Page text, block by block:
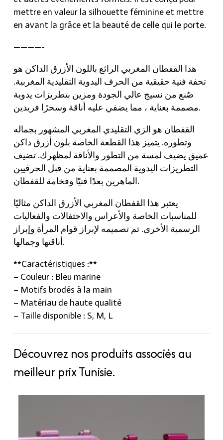
mettre en valeur la silhouette féminine et mettre
en avant la grâce et la beauté de celle qui le porte.
————-
هذا القفطان المغربي الرائع باللون الأزرق الداكن هو
تحفة فنية حقيقية من الحرف اليدوية التقليدية المغربية.
صُنع من نسيج عالي الجودة ومزين بتطريزات يدوية
مصممة بعناية ، مما يضفي عليه أناقة وسحرًا فريدين.
القفطان هو الزي التقليدي المغربي المشهور بجماله
وتطوره. يتميز هذا القطعة الخاصة بلون أزرق داكن
عميق يضيف لمسة من التطور والأناقة لمظهرك. تضيف
التطريزات اليدوية المصممة بعناية من قبل الحرفيين
الماهرين بعدًا فنيًا وفخامة للقفطان.
يعتبر هذا القفطان المغربي الأزرق الداكن مثاليًا
للمناسبات الخاصة والأعراس والاحتفالات والفعاليات
الرسمية الأخرى. تم تصميمه لإبراز قوام المرأة وإبراز
أناقتها وجمالها.
**Caractéristiques :**
– Couleur : Bleu marine
– Motifs brodés à la main
– Matériau de haute qualité
– Taille disponible : S, M, L
Découvrez nos produits associés au
meilleur prix Tunisie.